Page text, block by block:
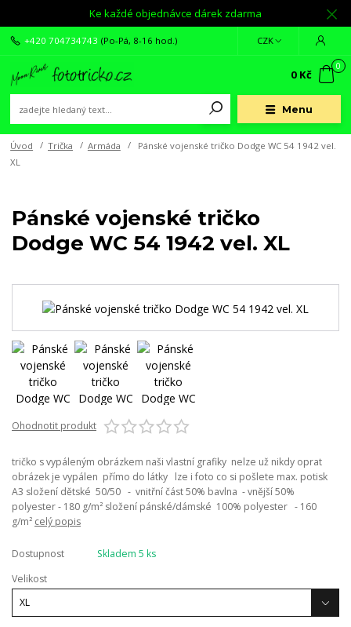
Ke každé objednávce dárek zdarma
Menu
CZK
+420 704734743 (Po-Pá, 8-16 hod.)
0
0 Kč
Úvod Trička Armáda
Pánské vojenské tričko Dodge WC 54 1942 vel.
XL
Pánské vojenské tričko
Dodge WC 54 1942 vel. XL
Ohodnotit produkt
tričko s vypáleným obrázkem naši vlastní grafiky nelze už nikdy oprat
obrázek je vypálen přímo do látky lze i foto co si pošlete max. potisk
A3 složení dětské 50/50 - vnitřní část 50% bavlna - vnější 50%
polyester - 180 g/m² složení pánské/dámské 100% polyester - 160
g/m² celý popis
Dostupnost
Skladem 5 ks
Velikost